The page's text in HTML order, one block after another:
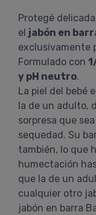
Protegé
el jabón en
exclusivamente
Formulado con
y pH neutro.
La piel del bebé
la de un adulto,
sorpresa que
sequedad. Su
también, lo que
humectación
que la de un
cualquier otro
jabón en barra